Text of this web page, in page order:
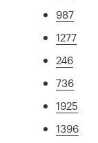
987
1277
246
736
1925
1396